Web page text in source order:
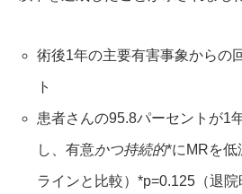
術後1年の主要有害事象からの
ト
患者さんの95.8パーセントが1
し、有意かつ持続的*にMRを
ラインと比較）*p=0.125（退院